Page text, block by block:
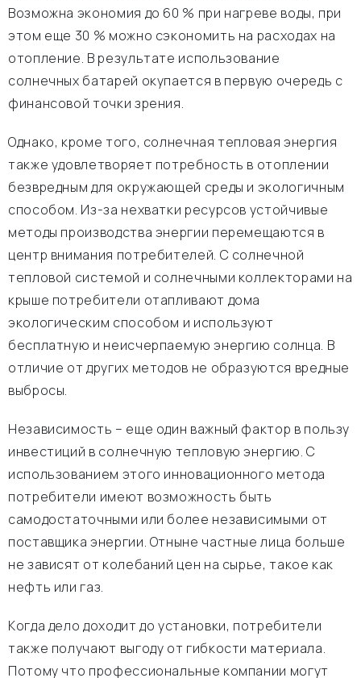
Возможна экономия до 60 % при нагреве воды, при
этом еще 30 % можно сэкономить на расходах на
отопление. В результате использование
солнечных батарей окупается в первую очередь с
финансовой точки зрения.
Однако, кроме того, солнечная тепловая энергия
также удовлетворяет потребность в отоплении
безвредным для окружающей среды и экологичным
способом. Из-за нехватки ресурсов устойчивые
методы производства энергии перемещаются в
центр внимания потребителей. С солнечной
тепловой системой и солнечными коллекторами на
крыше потребители отапливают дома
экологическим способом и используют
бесплатную и неисчерпаемую энергию солнца. В
отличие от других методов не образуются вредные
выбросы.
Независимость – еще один важный фактор в пользу
инвестиций в солнечную тепловую энергию. С
использованием этого инновационного метода
потребители имеют возможность быть
самодостаточными или более независимыми от
поставщика энергии. Отныне частные лица больше
не зависят от колебаний цен на сырье, такое как
нефть или газ.
Когда дело доходит до установки, потребители
также получают выгоду от гибкости материала.
Потому что профессиональные компании могут